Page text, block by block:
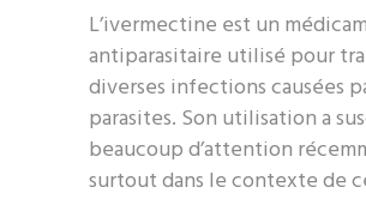
L’ivermectine est un
antiparasitaire utilisé pour
diverses infections causées
parasites. Son utilisation a
beaucoup d’attention
surtout dans le contexte de